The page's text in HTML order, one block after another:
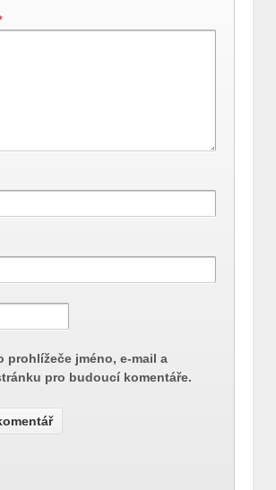
prohlížeče jméno, e-mail a
pro budoucí komentáře.